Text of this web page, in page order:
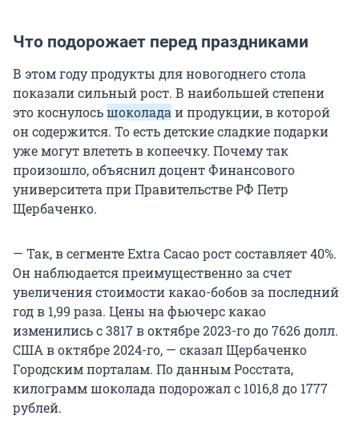
Что подорожает перед праздниками
В этом году продукты для новогоднего стола
показали сильный рост. В наибольшей степени
это коснулосьшоколадаи продукции, в которой
он содержится. То есть детские сладкие подарки
уже могут влететь в копеечку. Почему так
произошло, объяснил доцент Финансового
университета при Правительстве РФ Петр
Щербаченко.
— Так, в сегменте Extra Cacao рост составляет 40%.
Он наблюдается преимущественно за счет
увеличения стоимости какао-бобов за последний
год в 1,99 раза. Цены на фьючерс какао
изменились с 3817 в октябре 2023-го до 7626 долл.
США в октябре 2024-го, — сказал Щербаченко
Городским порталам. По данным Росстата,
килограмм шоколада подорожал с 1016,8 до 1777
рублей.